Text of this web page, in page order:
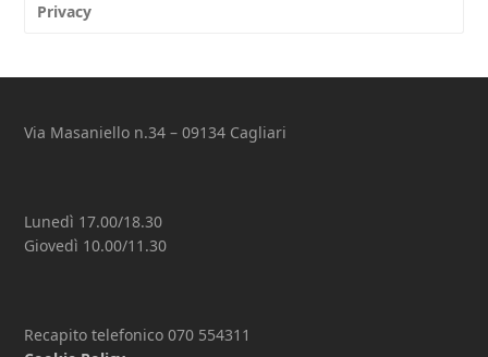
Privacy
Via Masaniello n.34 – 09134 Cagliari
Lunedì 17.00/18.30
Giovedì 10.00/11.30
Recapito telefonico 070 554311